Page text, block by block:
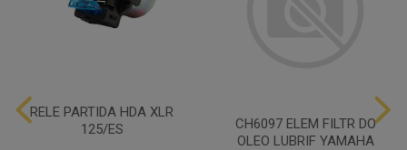
RELE PARTIDA HDA XLR
125/ES
CH6097 ELEM FILTR DO
OLEO LUBRIF YAMAHA